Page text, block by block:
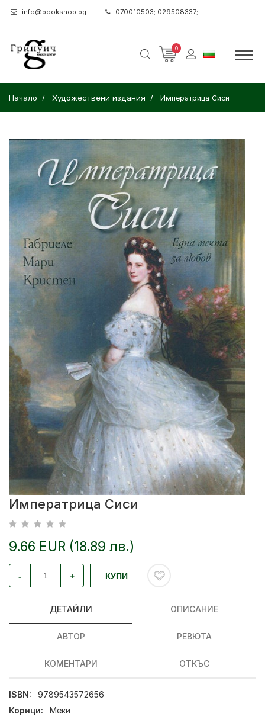
info@bookshop.bg 070010503; 029508337;
0
Начало Художествени издания Императрица Сиси
Императрица Сиси
9.66 EUR (18.89 лв.)
- + КУПИ
ДЕТАЙЛИ ОПИСАНИЕ
АВТОР РЕВЮТА
КОМЕНТАРИ ОТКЪС
ISBN:
9789543572656
Корици:
Меки